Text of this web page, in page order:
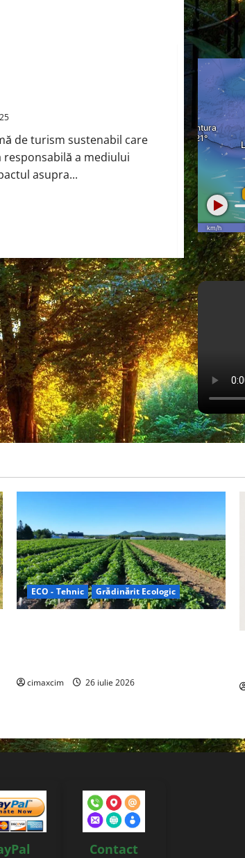
de turism sustenabil care
a mediului
asupra...
ECO - Tehnic Grădinărit Ecologic
cimaxcim 26 iulie 2026
Contact